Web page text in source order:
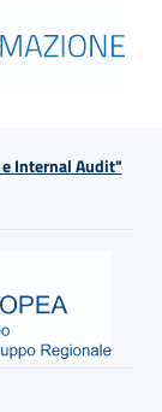
Internal Audit"